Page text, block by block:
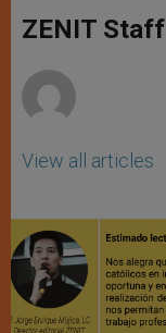
p
p
g
e
o
k
ZENIT Staff
View all articles